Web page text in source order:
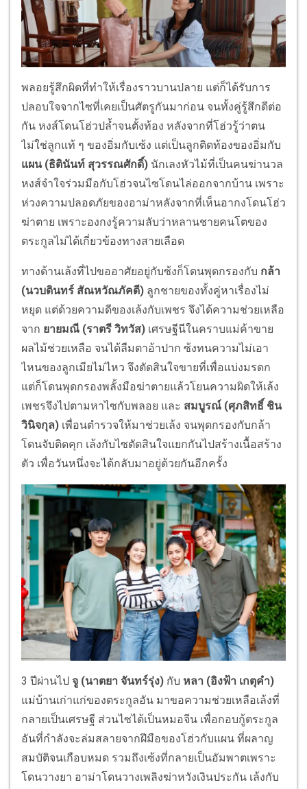
พลอยรู้สึกผิดที่ทำให้เรื่องราวบานปลาย แต่ก็ได้รับการ
ปลอบใจจากไซที่เคยเป็นศัตรูกันมาก่อน จนทั้งคู่รู้สึกดีต่อ
กัน หงส์โดนโฮ่วปล้ำจนตั้งท้อง หลังจากที่โฮ่วรู้ว่าตน
ไม่ใช่ลูกแท้ ๆ ของอิ่มกับเซ้ง แต่เป็นลูกติดท้องของอิ่มกับ
แผน (ธิตินันท์ สุวรรณศักดิ์) นักเลงหัวไม้ที่เป็นคนฆ่านวล
หงส์จำใจร่วมมือกับโฮ่วจนไซโดนไล่ออกจากบ้าน เพราะ
ห่วงความปลอดภัยของอาม่าหลังจากที่เห็นอากงโดนโฮ่ว
ฆ่าตาย เพราะองกงรู้ความลับว่าหลานชายคนโตของ
ตระกูลไม่ได้เกี่ยวข้องทางสายเลือด
ทางด้านเล้งที่ไปขออาศัยอยู่กับซ้งก็โดนพุดกรองกับ กล้า
(นวบดินทร์ สัณหวัณภัคดี) ลูกชายของทั้งคู่หาเรื่องไม่
หยุด แต่ด้วยความดีของเล้งกับเพชร จึงได้ความช่วยเหลือ
จาก ยายมณี (ราตรี วิทวัส) เศรษฐีนีในคราบแม่ค้าขาย
ผลไม้ช่วยเหลือ จนได้ลืมตาอ้าปาก ซ้งทนความไม่เอา
ไหนของลูกเมียไม่ไหว จึงตัดสินใจขายที่เพื่อแบ่งมรดก
แต่ก็โดนพุดกรองพลั้งมือฆ่าตายแล้วโยนความผิดให้เล้ง
เพชรจึงไปตามหาไซกับพลอย และ สมบูรณ์ (ศุภสิทธิ์ ชิน
วินิจกุล) เพื่อนตำรวจให้มาช่วยเล้ง จนพุดกรองกับกล้า
โดนจับติดคุก เล้งกับไซตัดสินใจแยกกันไปสร้างเนื้อสร้าง
ตัว เพื่อวันหนึ่งจะได้กลับมาอยู่ด้วยกันอีกครั้ง
3 ปีผ่านไป จู (นาตยา จันทร์รุ่ง) กับ หลา (อิงฟ้า เกตุคำ)
แม่บ้านเก่าแก่ของตระกูลอัน มาขอความช่วยเหลือเล้งที่
กลายเป็นเศรษฐี ส่วนไซได้เป็นหมอจีน เพื่อกอบกู้ตระกูล
อันที่กำลังจะล่มสลายจากฝีมือของโฮ่วกับแผน ที่ผลาญ
สมบัติจนเกือบหมด รวมถึงเซ้งที่กลายเป็นอัมพาตเพราะ
โดนวางยา อาม่าโดนวางเพลิงฆ่าหวังเงินประกัน เล้งกับ